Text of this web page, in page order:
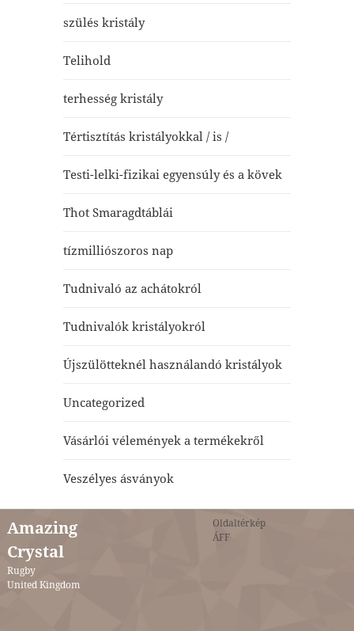
szülés kristály
Telihold
terhesség kristály
Tértisztítás kristályokkal / is /
Testi-lelki-fizikai egyensúly és a kövek
Thot Smaragdtáblái
tízmilliószoros nap
Tudnivaló az achátokról
Tudnivalók kristályokról
Újszülötteknél használandó kristályok
Uncategorized
Vásárlói vélemények a termékekről
Veszélyes ásványok
Amazing
Crystal
Rugby
United Kingdom
Oldaltérkép
ÁFF